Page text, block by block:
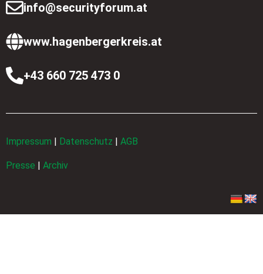
info@securityforum.at
www.hagenbergerkreis.at
+43 660 725 473 0
Impressum Datenschutz AGB
Presse Archiv